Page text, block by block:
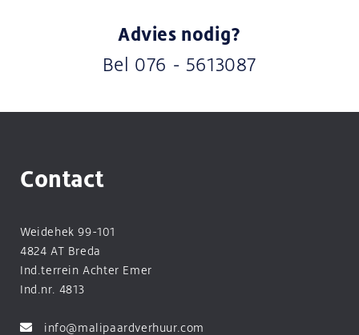
Advies nodig?
Bel 076 - 5613087
Contact
Weidehek 99-101
4824 AT Breda
Ind.terrein Achter Emer
Ind.nr. 4813
info@malipaardverhuur.com